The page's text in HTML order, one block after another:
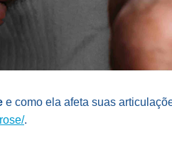
e como ela afeta suas
.